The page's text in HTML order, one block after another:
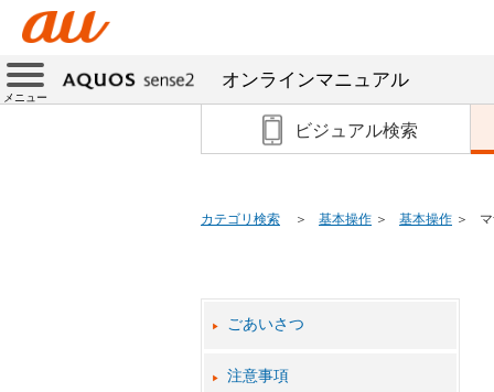
メニュー
オンラインマニュアル
ビジュアル検索
カテゴリ検索 基本操作 基本操作
ごあいさつ
注意事項